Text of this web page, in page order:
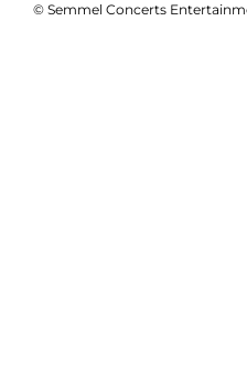
© Semmel Concerts